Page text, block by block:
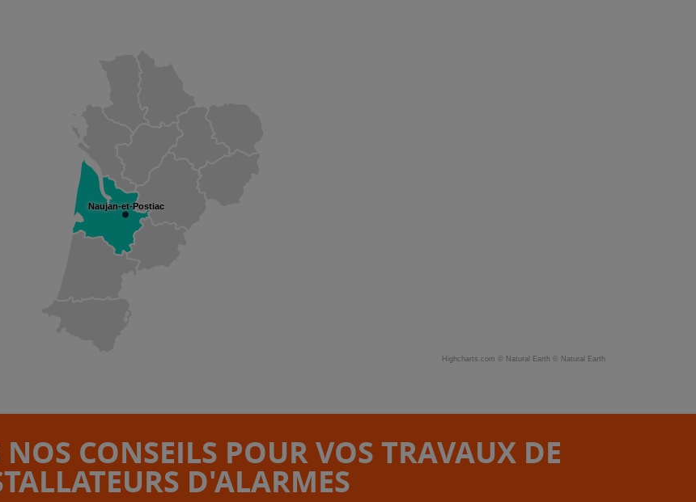
Naujan-et-Postiac
Highcharts.com © Natural Earth © Natural Earth
CONSEILS POUR VOS TRAVAUX DE
D'ALARMES